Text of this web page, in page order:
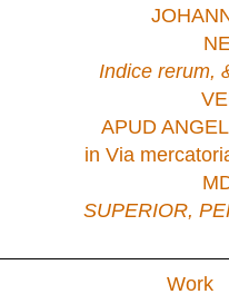
Indice rerum,
APUD
in Via
SUPERIOR,
Work